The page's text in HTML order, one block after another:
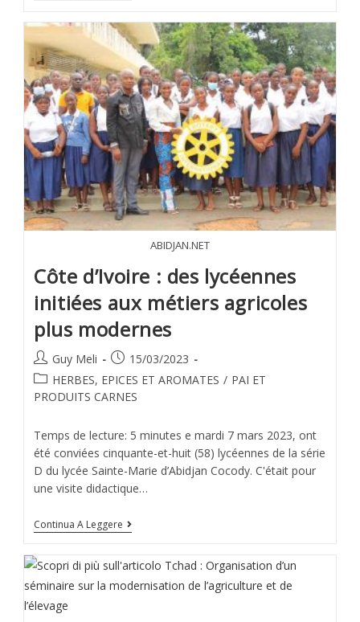
ABIDJAN.NET
Côte d’Ivoire : des lycéennes
initiées aux métiers agricoles
plus modernes
Guy Meli
15/03/2023
HERBES, EPICES ET AROMATES / PAI ET
PRODUITS CARNES
Temps de lecture: 5 minutes e mardi 7 mars 2023, ont
été conviées cinquante-et-huit (58) lycéennes de la série
D du lycée Sainte-Marie d’Abidjan Cocody. C'était pour
une visite didactique…
Continua A Leggere